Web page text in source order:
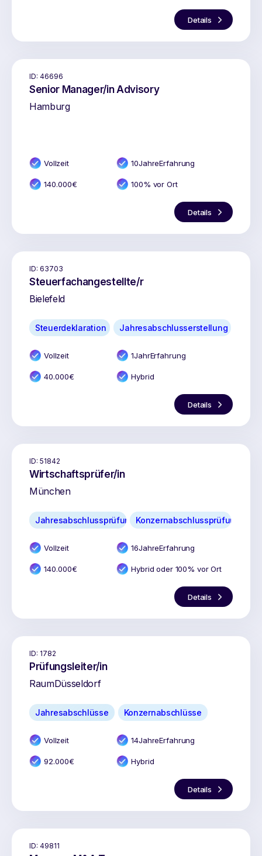
Details
ID: 46696
Senior Manager/in Advisory
Hamburg
Vollzeit 10JahreErfahrung
140.000€ 100% vor Ort
Details
ID: 63703
Steuerfachangestellte/r
Bielefeld
Steuerdeklaration Jahresabschlusserstellung
Vollzeit 1JahrErfahrung
40.000€ Hybrid
Details
ID: 51842
Wirtschaftsprüfer/in
München
Jahresabschlussprüfung Konzernabschlussprüfung
Vollzeit 16JahreErfahrung
140.000€ Hybrid oder 100% vor Ort
Details
ID: 1782
Prüfungsleiter/in
RaumDüsseldorf
Jahresabschlüsse Konzernabschlüsse
Vollzeit 14JahreErfahrung
92.000€ Hybrid
Details
ID: 49811